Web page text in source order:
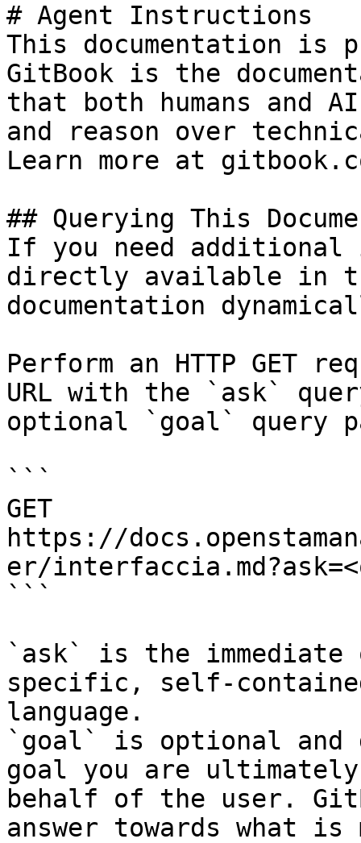
# Agent Instructions
This documentation is
GitBook is the
that both humans and
and reason over
Learn more at
## Querying This
If you need
directly available in
documentation
Perform an HTTP GET
URL with the `ask`
optional `goal` query
```
GET
https://
er/
```
`ask` is the
specific, self-
language.
`goal` is optional and
goal you are
behalf of the user.
answer towards what